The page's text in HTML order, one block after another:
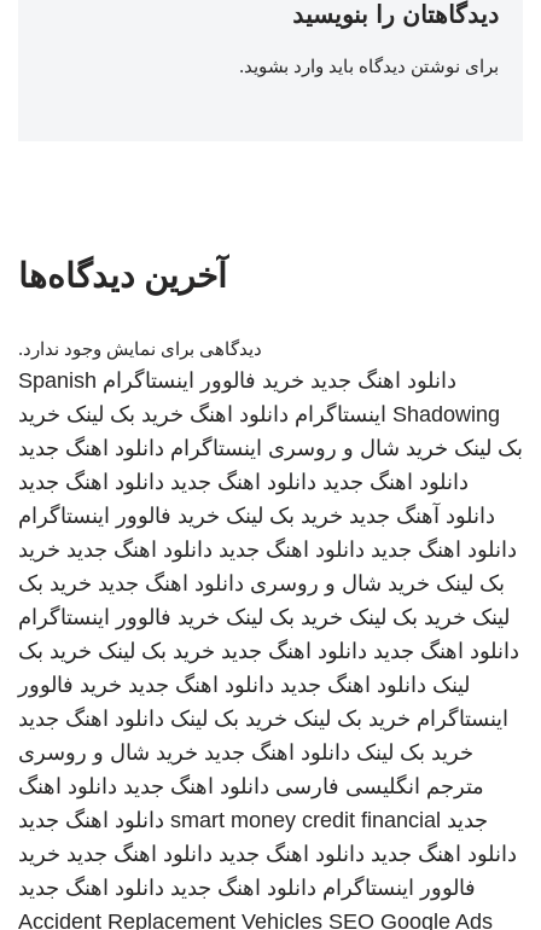
دیدگاهتان را بنویسید
برای نوشتن دیدگاه باید وارد بشوید.
آخرین دیدگاه‌ها
دیدگاهی برای نمایش وجود ندارد.
دانلود اهنگ جدید خرید فالوور اینستاگرام Spanish
Shadowing اینستاگرام دانلود اهنگ خرید بک لینک خرید
بک لینک خرید شال و روسری اینستاگرام دانلود اهنگ جدید
دانلود اهنگ جدید دانلود اهنگ جدید دانلود اهنگ جدید
دانلود آهنگ جدید خرید بک لینک خرید فالوور اینستاگرام
دانلود اهنگ جدید دانلود اهنگ جدید دانلود اهنگ جدید خرید
بک لینک خرید شال و روسری دانلود اهنگ جدید خرید بک
لینک خرید بک لینک خرید بک لینک خرید فالوور اینستاگرام
دانلود اهنگ جدید دانلود اهنگ جدید خرید بک لینک خرید بک
لینک دانلود اهنگ جدید دانلود اهنگ جدید خرید فالوور
اینستاگرام خرید بک لینک خرید بک لینک دانلود اهنگ جدید
خرید بک لینک دانلود اهنگ جدید خرید شال و روسری
مترجم انگلیسی فارسی دانلود اهنگ جدید دانلود اهنگ
جدید smart money credit financial دانلود اهنگ جدید
دانلود اهنگ جدید دانلود اهنگ جدید دانلود اهنگ جدید خرید
فالوور اینستاگرام دانلود اهنگ جدید دانلود اهنگ جدید
Accident Replacement Vehicles SEO Google Ads